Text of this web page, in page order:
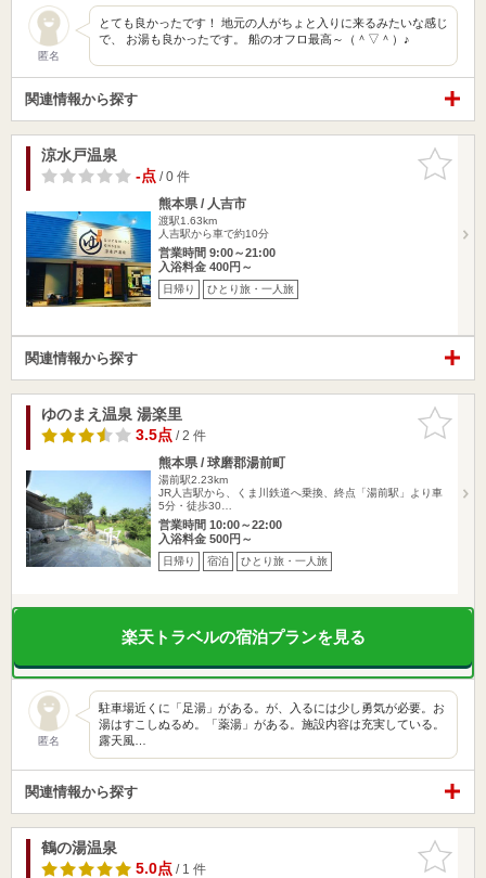
匿名
とても良かったです！ 地元の人がちょと入りに来るみたいな感じ
で、 お湯も良かったです。 船のオフロ最高～（＾▽＾）♪
関連情報から探す
お気に入
りに追加
涼水戸温泉
-点/ 0 件
熊本県 / 人吉市
渡駅1.63km
人吉駅から車で約10分
営業時間 9:00～21:00
入浴料金 400円～
日帰り ひとり旅・一人旅
関連情報から探す
お気に入
りに追加
ゆのまえ温泉 湯楽里
3.5点/ 2 件
熊本県 / 球磨郡湯前町
湯前駅2.23km
JR人吉駅から、くま川鉄道へ乗換、終点「湯前駅」より車
5分・徒歩30…
営業時間 10:00～22:00
入浴料金 500円～
日帰り 宿泊 ひとり旅・一人旅
楽天トラベルの宿泊プランを見る
匿名
駐車場近くに「足湯」がある。が、入るには少し勇気が必要。お
湯はすこしぬるめ。「薬湯」がある。施設内容は充実している。
露天風…
関連情報から探す
お気に入
りに追加
鶴の湯温泉
5.0点/ 1 件